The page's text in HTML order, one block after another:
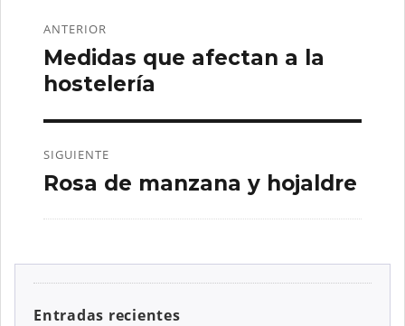
de
entradas
ANTERIOR
Entrada
anterior:
Medidas que afectan a la
hostelería
SIGUIENTE
Entrada
Rosa de manzana y hojaldre
Entradas recientes